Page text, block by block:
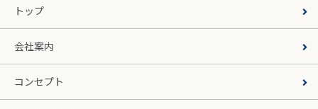
トップ
会社案内
コンセプト